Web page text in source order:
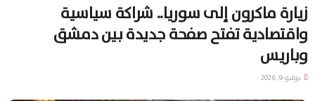
زيارة ماكرون إلى سوريا.. شراكة سياسية
واقتصادية تفتح صفحة جديدة بين دمشق
وباريس
يوليو 9, 2026